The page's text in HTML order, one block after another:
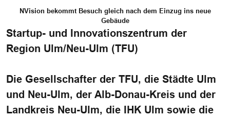
NVision bekommt Besuch gleich nach dem Einzug ins neue
Gebäude
Startup- und Innovationszentrum der
Region Ulm/Neu-Ulm (TFU)
Die Gesellschafter der TFU, die Städte Ulm
und Neu-Ulm, der Alb-Donau-Kreis und der
Landkreis Neu-Ulm, die IHK Ulm sowie die